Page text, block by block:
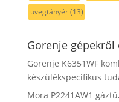
üvegtányér(13)
Gorenje
Gorenje K6351WF
készülékspecifikus
Mora P2241AW1